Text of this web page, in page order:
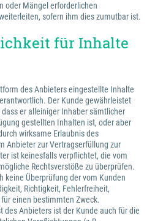
oder Mängel erforderlichen
sofern ihm dies zumutbar ist.
für Inhalte
des Anbieters eingestellte Inhalte
Der Kunde gewährleistet
er alleiniger Inhaber sämtlicher
gestellten Inhalten ist, oder aber
wirksame Erlaubnis des
Anbieter zur Vertragserfüllung zur
ist keinesfalls verpflichtet, die vom
Rechtsverstöße zu überprüfen.
keine Überprüfung der vom Kunden
Richtigkeit, Fehlerfreiheit,
einen bestimmten Zweck.
des Anbieters ist der Kunde auch für die